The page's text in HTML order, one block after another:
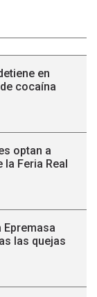
en
cocaína
optan a
Feria Real
Epremasa
las quejas